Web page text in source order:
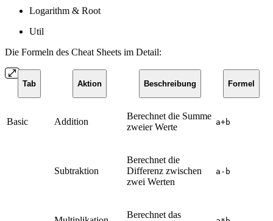
Logarithm & Root
Util
Die Formeln des Cheat Sheets im Detail:
Tab Aktion Beschreibung Formel
Basic Addition
Berechnet die Summe
zweier Werte
a+b
Subtraktion
Berechnet die
Differenz zwischen
zwei Werten
a-b
Berechnet das